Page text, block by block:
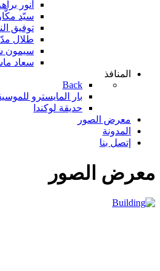
أنور
سيّد
توفيق
طلال
سيمون
سعاد
المنافذ
Back
بار المايسترو
حديقة لوكندا
معرض الصور
المدونة
إتصل بنا
معرض الصور